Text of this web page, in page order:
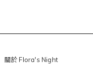
關於 Flora's Night